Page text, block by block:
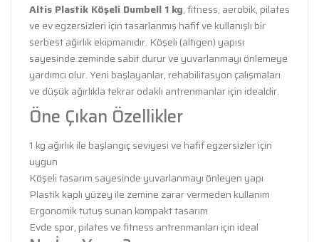
Altis Plastik Köşeli Dumbell 1 kg, fitness, aerobik, pilates
ve ev egzersizleri için tasarlanmış hafif ve kullanışlı bir
serbest ağırlık ekipmanıdır. Köşeli (altıgen) yapısı
sayesinde zeminde sabit durur ve yuvarlanmayı önlemeye
yardımcı olur. Yeni başlayanlar, rehabilitasyon çalışmaları
ve düşük ağırlıkla tekrar odaklı antrenmanlar için idealdir.
Öne Çıkan Özellikler
1 kg ağırlık ile başlangıç seviyesi ve hafif egzersizler için
uygun
Köşeli tasarım sayesinde yuvarlanmayı önleyen yapı
Plastik kaplı yüzey ile zemine zarar vermeden kullanım
Ergonomik tutuş sunan kompakt tasarım
Evde spor, pilates ve fitness antrenmanları için ideal